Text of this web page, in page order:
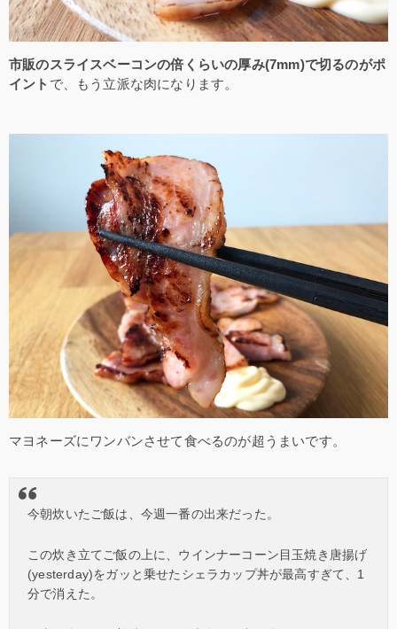
市販のスライスベーコンの倍くらいの厚み(7mm)で切るのがポ
イント で、もう立派な肉になります。
マヨネーズにワンバンさせて食べるのが超うまいです。
今朝炊いたご飯は、今週一番の出来だった。
この炊き立てご飯の上に、ウインナーコーン目玉焼き唐揚げ
(yesterday)をガッと乗せたシェラカップ丼が最高すぎて、1
分で消えた。